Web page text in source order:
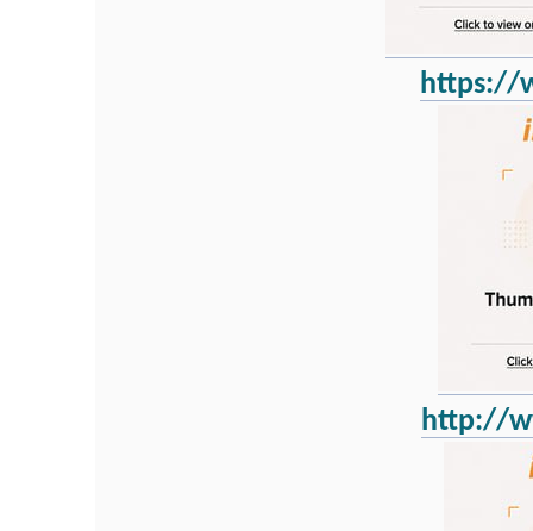
https://
http://